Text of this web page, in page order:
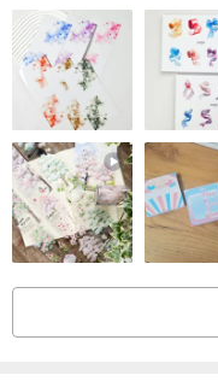
但每台電腦螢幕的顯色多
差，請能接受者再下標。
【關於設計師】
我是小朗，定居在國境之
自小極愛寶石，探索彩色
2010年取得金銀珠寶飾品
2013年通過英國寶石學院
我偏愛各種彩色寶石、翡
準不僅只是型色，還有長